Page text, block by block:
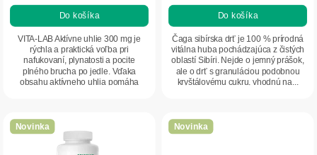
Do košíka
VITA-LAB Aktívne uhlie 300 mg je
rýchla a praktická voľba pri
nafukovaní, plynatosti a pocite
plného brucha po jedle. Vďaka
obsahu aktívneho uhlia pomáha
Do košíka
Čaga sibírska drť je 100 % prírodná
vitálna huba pochádzajúca z čistých
oblastí Sibíri. Nejde o jemný prášok,
ale o drť s granuláciou podobnou
kryštálovému cukru, vhodnú na...
Novinka Novinka